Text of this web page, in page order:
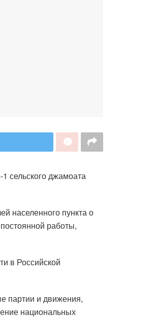
сельского джамоата
населенного пункта о
работы,
в Российской
партии и движения,
национальных